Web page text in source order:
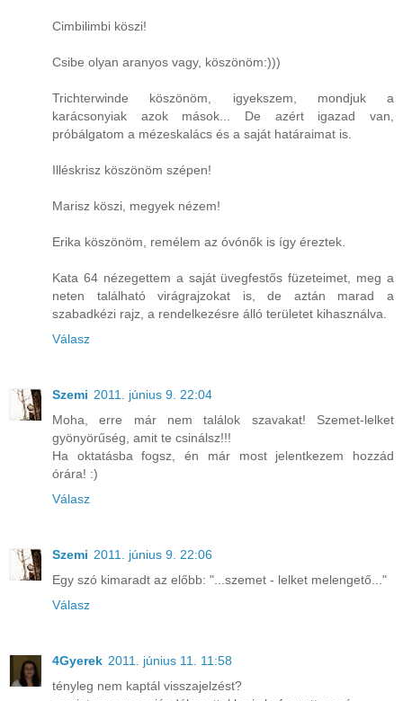
Cimbilimbi köszi!
Csibe olyan aranyos vagy, köszönöm:)))
Trichterwinde köszönöm, igyekszem, mondjuk a
karácsonyiak azok mások... De azért igazad van,
próbálgatom a mézeskalács és a saját határaimat is.
Illéskrisz köszönöm szépen!
Marisz köszi, megyek nézem!
Erika köszönöm, remélem az óvónők is így éreztek.
Kata 64 nézegettem a saját üvegfestős füzeteimet, meg a
neten található virágrajzokat is, de aztán marad a
szabadkézi rajz, a rendelkezésre álló területet kihasználva.
Válasz
Szemi 2011. június 9. 22:04
Moha, erre már nem találok szavakat! Szemet-lelket
gyönyörűség, amit te csinálsz!!!
Ha oktatásba fogsz, én már most jelentkezem hozzád
órára! :)
Válasz
Szemi 2011. június 9. 22:06
Egy szó kimaradt az előbb: "...szemet - lelket melengető..."
Válasz
4Gyerek 2011. június 11. 11:58
tényleg nem kaptál visszajelzést?